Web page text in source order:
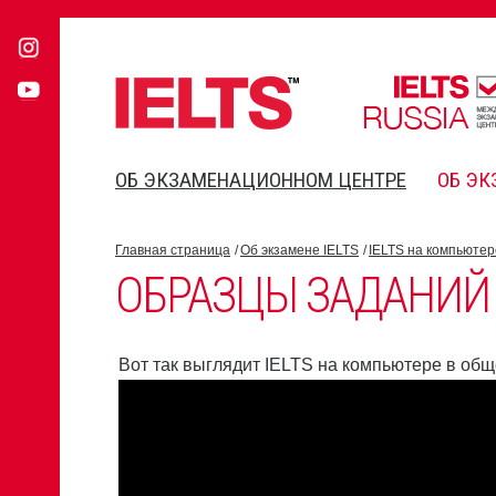
ОБ ЭКЗАМЕНАЦИОННОМ ЦЕНТРЕ ОБ
Главная страница Об экзамене IELTS IELTS на
ОБРАЗЦЫ ЗАДАНИЙ
Вот так выглядит IELTS на компьютере в